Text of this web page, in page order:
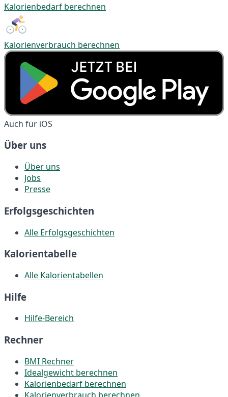
Kalorienbedarf berechnen
Kalorienverbrauch berechnen
Auch für iOS
Über uns
Über uns
Jobs
Presse
Erfolgsgeschichten
Alle Erfolgsgeschichten
Kalorientabelle
Alle Kalorientabellen
Hilfe
Hilfe-Bereich
Rechner
BMI Rechner
Idealgewicht berechnen
Kalorienbedarf berechnen